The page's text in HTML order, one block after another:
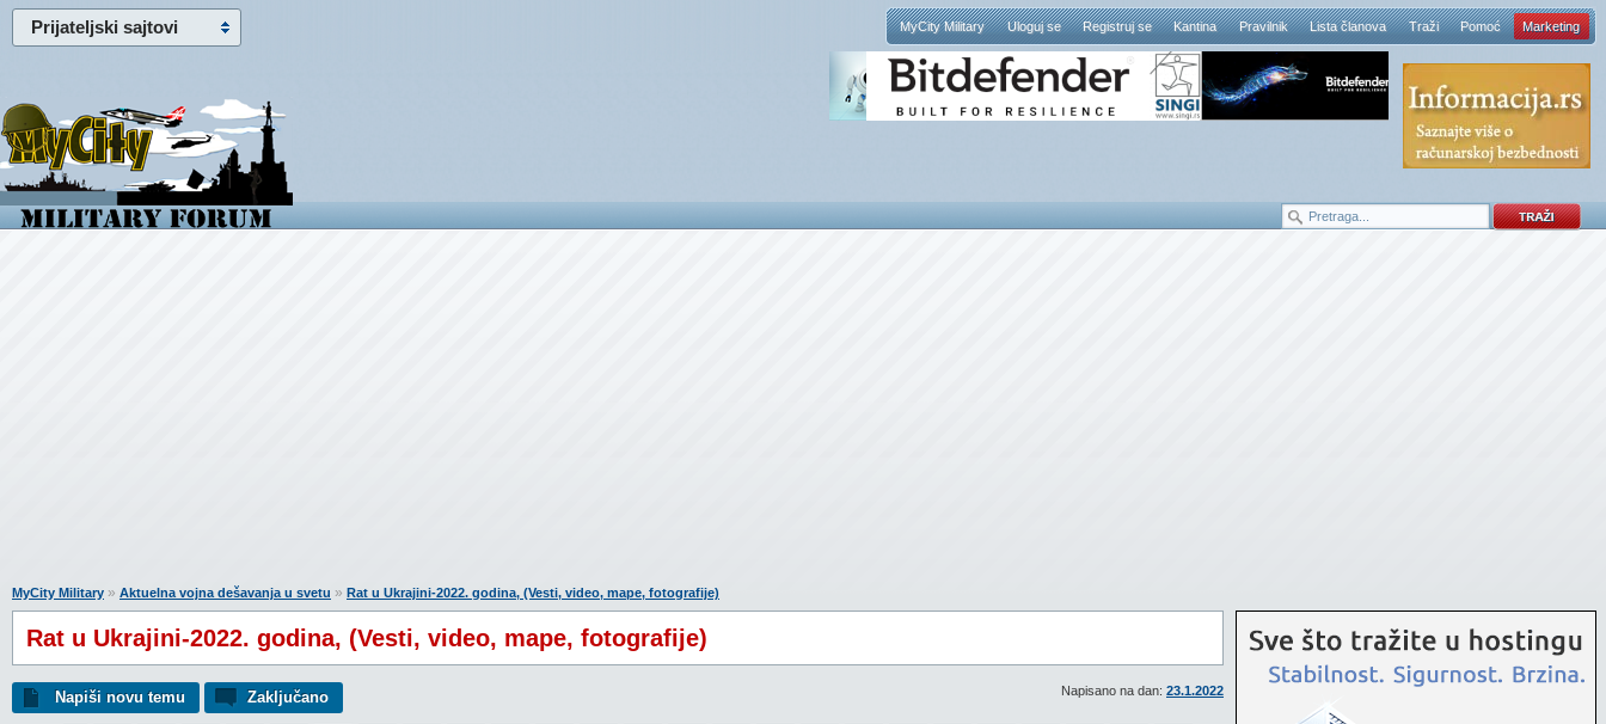
Prijateljski sajtovi MyCity Military Uloguj se Registruj se Kantina Pravilnik Lista članova Traži Pomoć Marketing
MyCity Military » Aktuelna vojna dešavanja u svetu » Rat u Ukrajini-2022. godina, (Vesti, video, mape, fotografije)
Rat u Ukrajini-2022. godina, (Vesti, video, mape, fotografije)
Napisano na dan: 23.1.2022
Napiši novu temu Zaključano